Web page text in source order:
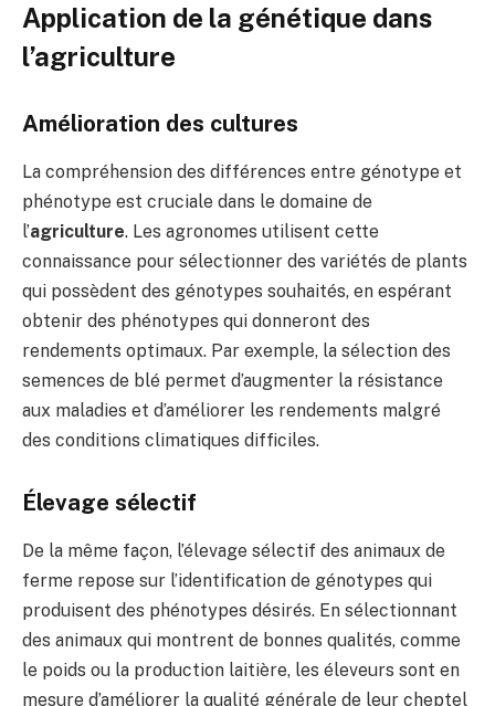
Application de la génétique dans
l’agriculture
Amélioration des cultures
La compréhension des différences entre génotype et
phénotype est cruciale dans le domaine de
l’agriculture. Les agronomes utilisent cette
connaissance pour sélectionner des variétés de plants
qui possèdent des génotypes souhaités, en espérant
obtenir des phénotypes qui donneront des
rendements optimaux. Par exemple, la sélection des
semences de blé permet d’augmenter la résistance
aux maladies et d’améliorer les rendements malgré
des conditions climatiques difficiles.
Élevage sélectif
De la même façon, l’élevage sélectif des animaux de
ferme repose sur l’identification de génotypes qui
produisent des phénotypes désirés. En sélectionnant
des animaux qui montrent de bonnes qualités, comme
le poids ou la production laitière, les éleveurs sont en
mesure d’améliorer la qualité générale de leur cheptel